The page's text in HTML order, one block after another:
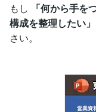
もし
「何から手を
構成を整理したい」
さい。